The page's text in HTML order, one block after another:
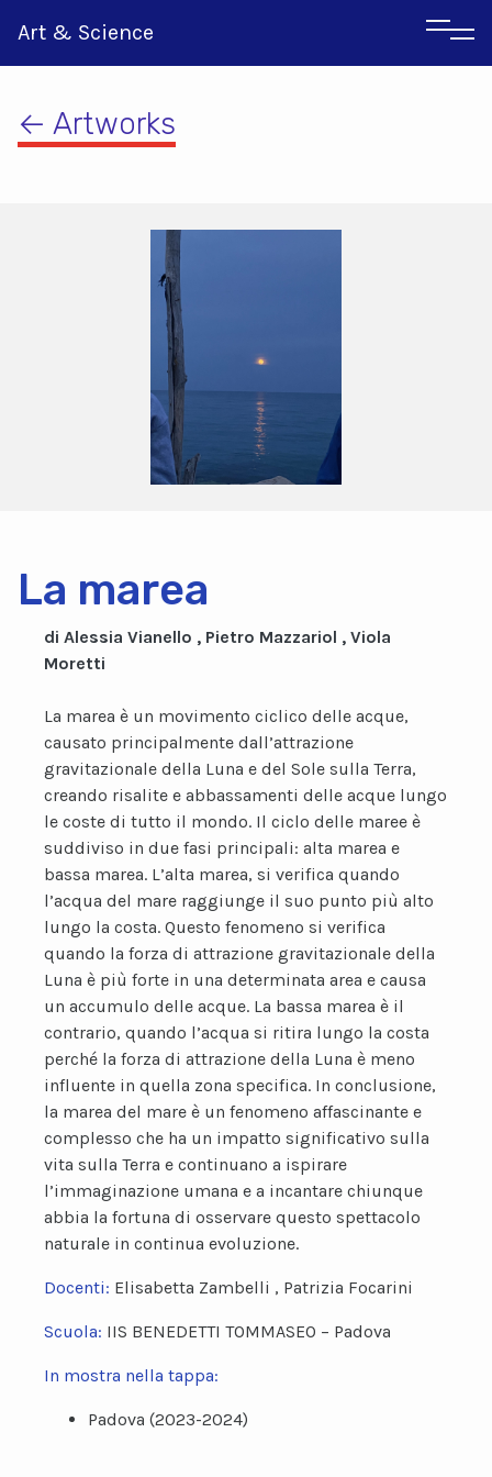
Art & Science
Greek
← Artworks
La marea
di Alessia Vianello , Pietro Mazzariol , Viola
Moretti
La marea è un movimento ciclico delle acque,
causato principalmente dall’attrazione
gravitazionale della Luna e del Sole sulla Terra,
creando risalite e abbassamenti delle acque lungo
le coste di tutto il mondo. Il ciclo delle maree è
suddiviso in due fasi principali: alta marea e
bassa marea. L’alta marea, si verifica quando
l’acqua del mare raggiunge il suo punto più alto
lungo la costa. Questo fenomeno si verifica
quando la forza di attrazione gravitazionale della
Luna è più forte in una determinata area e causa
un accumulo delle acque. La bassa marea è il
contrario, quando l’acqua si ritira lungo la costa
perché la forza di attrazione della Luna è meno
influente in quella zona specifica. In conclusione,
la marea del mare è un fenomeno affascinante e
complesso che ha un impatto significativo sulla
vita sulla Terra e continuano a ispirare
l’immaginazione umana e a incantare chiunque
abbia la fortuna di osservare questo spettacolo
naturale in continua evoluzione.
Docenti: Elisabetta Zambelli , Patrizia Focarini
Scuola: IIS BENEDETTI TOMMASEO – Padova
In mostra nella tappa:
Padova (2023-2024)